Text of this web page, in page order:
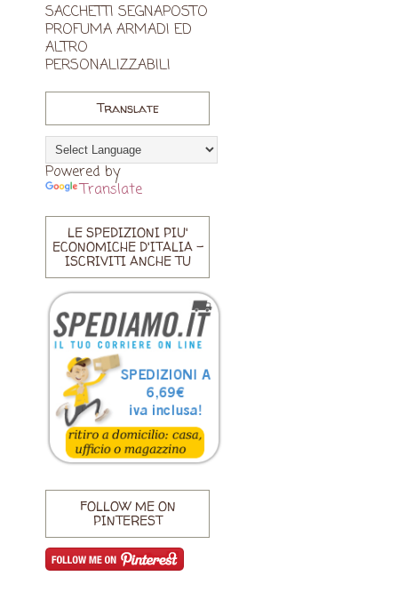
SACCHETTI SEGNAPOSTO
PROFUMA ARMADI ED
ALTRO
PERSONALIZZABILI
Translate
Powered by
Translate
LE SPEDIZIONI PIU'
ECONOMICHE D'ITALIA -
ISCRIVITI ANCHE TU
FOLLOW ME ON
PINTEREST